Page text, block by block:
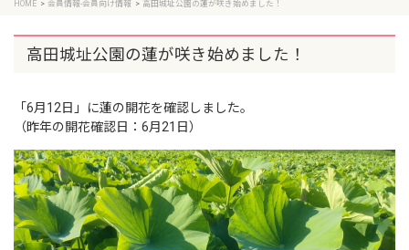
HOME 会員情報-会員向け情報 高田城址公園の蓮が咲き始めました！
高田城址公園の蓮が咲き始めました！
「6月12日」に蓮の開花を確認しました。
（昨年の開花確認日：6月21日）